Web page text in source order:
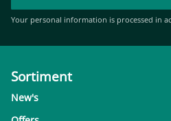
Your personal information is processed in
Sortiment
New's